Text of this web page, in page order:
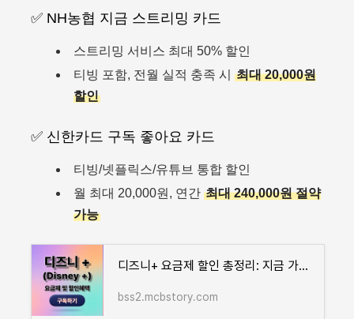
✅ NH농협 지금 스트리밍 카드
스트리밍 서비스 최대 50% 할인
티빙 포함, 전월 실적 충족 시
최대 20,000원
할인
✅ 신한카드 구독 좋아요 카드
티빙/넷플릭스/유튜브 통합 할인
월 최대 20,000원, 연간 최대 240,000원 절약
가능
디즈니+ 요금제 할인 총정리: 지금 가입하고 최대 40% 절약하세요
bss2.mcbstory.com